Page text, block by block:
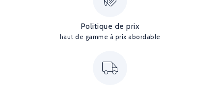
Politique de prix
haut de gamme à prix abordable